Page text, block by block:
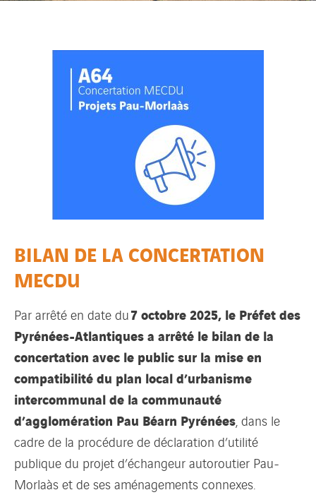
BILAN DE LA CONCERTATION
MECDU
Par arrêté en date du7 octobre 2025, le Préfet des
Pyrénées-Atlantiques a arrêté le bilan de la
concertation avec le public sur la mise en
compatibilité du plan local d’urbanisme
intercommunal de la communauté
d’agglomération Pau Béarn Pyrénées , dans le
cadre de la procédure de déclaration d’utilité
publique du projet d’échangeur autoroutier Pau-
Morlaàs et de ses aménagements connexes.